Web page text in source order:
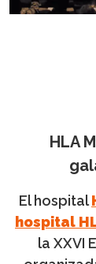
HLA
El hospital
hospital
la XXVI